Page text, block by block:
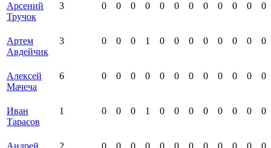
Арсений
Тручок
3 0 0 0 0 0 0 0 0 0 0 0 0
Артем
Авдейчик
3 0 0 0 1 0 0 0 0 0 0 0 0
Алексей
Мачеча
6 0 0 0 0 0 0 0 0 0 0 0 0
Иван
Тарасов
1 0 0 0 1 0 0 0 0 0 0 0 0